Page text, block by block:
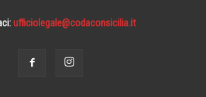
ufficiolegale@codaconsicilia.it